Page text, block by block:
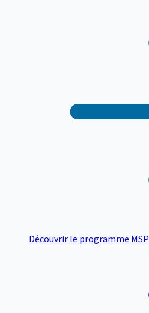
Découvrir le programme MSP